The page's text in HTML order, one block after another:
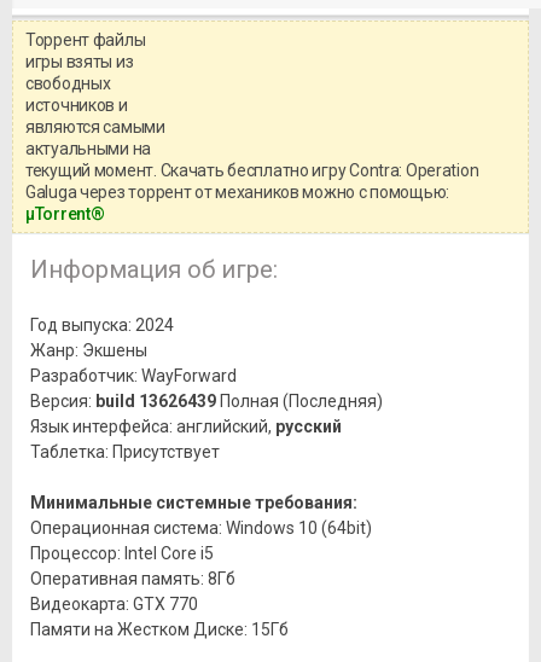
Торрент файлы
игры взяты из
свободных
источников и
являются самыми
актуальными на
текущий момент. Скачать бесплатно игру Contra: Operation
Galuga через торрент от механиков можно с помощью:
μTorrent®
Информация об игре:
Год выпуска: 2024
Жанр: Экшены
Разработчик: WayForward
Версия: build 13626439 Полная (Последняя)
Язык интерфейса: английский, русский
Таблетка: Присутствует
Минимальные системные требования:
Операционная система: Windows 10 (64bit)
Процессор: Intel Core i5
Оперативная память: 8Гб
Видеокарта: GTX 770
Памяти на Жестком Диске: 15Гб